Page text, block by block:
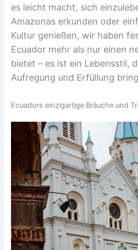
es leicht macht, sich
Amazonas erkunden oder
Kultur genießen, wir haben
Ecuador mehr als nur einen
bietet – es ist ein Lebensstil,
Aufregung und Erfüllung
Ecuadors einzigartige Bräuche und